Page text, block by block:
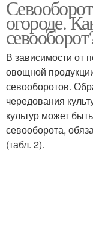
огороде.
В зависимости от
овощной
севооборотов.
чередования
культур может
севооборота,
(табл. 2).